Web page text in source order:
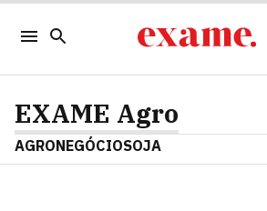
EXAME Agro
AGRONEGÓCIOSOJA